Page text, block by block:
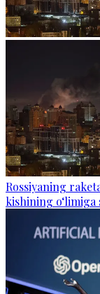
Rossiyaning
kishining o‘limiga